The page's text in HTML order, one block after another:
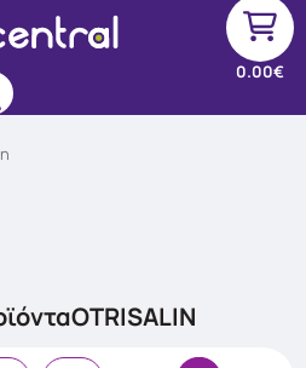
0.00€
OTRISALIN